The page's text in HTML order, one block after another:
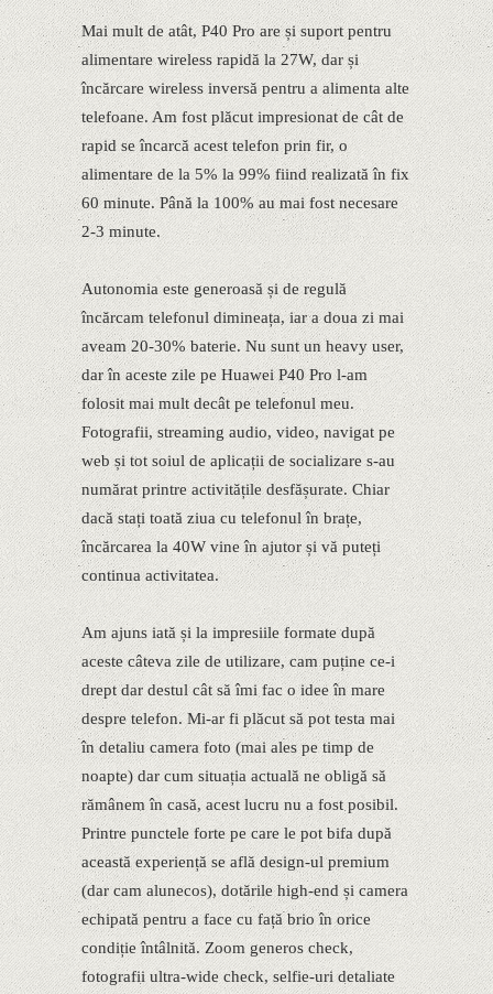
Mai mult de atât, P40 Pro are și suport pentru
alimentare wireless rapidă la 27W, dar și
încărcare wireless inversă pentru a alimenta alte
telefoane. Am fost plăcut impresionat de cât de
rapid se încarcă acest telefon prin fir, o
alimentare de la 5% la 99% fiind realizată în fix
60 minute. Până la 100% au mai fost necesare
2-3 minute.
Autonomia este generoasă și de regulă
încărcam telefonul dimineața, iar a doua zi mai
aveam 20-30% baterie. Nu sunt un heavy user,
dar în aceste zile pe Huawei P40 Pro l-am
folosit mai mult decât pe telefonul meu.
Fotografii, streaming audio, video, navigat pe
web și tot soiul de aplicații de socializare s-au
numărat printre activitățile desfășurate. Chiar
dacă stați toată ziua cu telefonul în brațe,
încărcarea la 40W vine în ajutor și vă puteți
continua activitatea.
Am ajuns iată și la impresiile formate după
aceste câteva zile de utilizare, cam puține ce-i
drept dar destul cât să îmi fac o idee în mare
despre telefon. Mi-ar fi plăcut să pot testa mai
în detaliu camera foto (mai ales pe timp de
noapte) dar cum situația actuală ne obligă să
rămânem în casă, acest lucru nu a fost posibil.
Printre punctele forte pe care le pot bifa după
această experiență se află design-ul premium
(dar cam alunecos), dotările high-end și camera
echipată pentru a face cu față brio în orice
condiție întâlnită. Zoom generos check,
fotografii ultra-wide check, selfie-uri detaliate